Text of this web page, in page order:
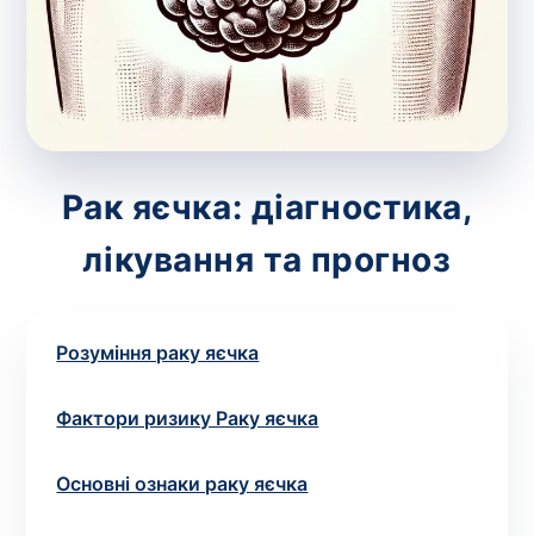
Рак яєчка: діагностика,
лікування та прогноз
Розуміння раку яєчка
Фактори ризику Раку яєчка
Основні ознаки раку яєчка
зіскрібки. Взяття біоматеріалу для них
виконує лікар – необхідийзапис до фахівця
Аналіз вдома
Номер телефону *